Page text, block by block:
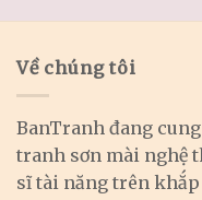
Về chúng tôi
BanTranh đang
tranh sơn mài nghệ
sĩ tài năng trên